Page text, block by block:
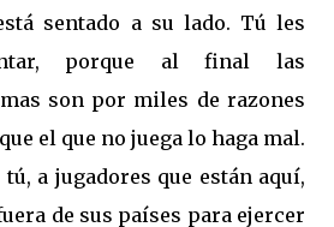
sentado a su lado. Tú les
porque al final las
son por miles de razones
el que no juega lo haga mal.
a jugadores que están aquí,
de sus países para ejercer